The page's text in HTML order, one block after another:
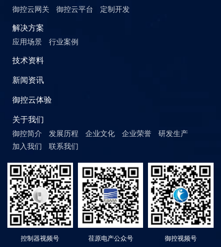
御控云网关
御控云平台 定制开发
解决方案
应用场景
行业案例
技术资料
新闻资讯
御控云体验
关于我们
御控简介
发展历程 企业文化 企业荣誉
研发生产
加入我们
联系我们
控制器视频号 荏原电产公众号 御控视频号